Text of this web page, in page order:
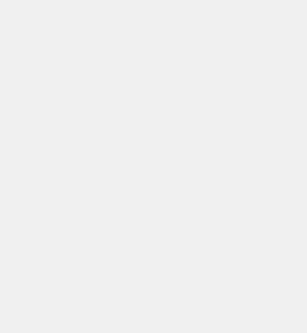
para garantizar
puede brindarte una
no permitir ciertos
de ellas, y así elegir
de navegación y
navegas o
afectar la
notificado de la
ninguna
el rendimiento